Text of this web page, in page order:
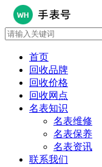
首页
回收品牌
回收价格
回收网点
名表知识
名表维修
名表保养
名表资讯
联系我们